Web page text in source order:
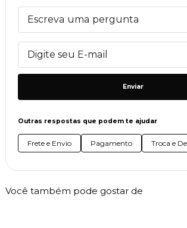
Enviar
Outras respostas que podem te ajudar
Frete e Envio Pagamento Troca e
Você também pode gostar de